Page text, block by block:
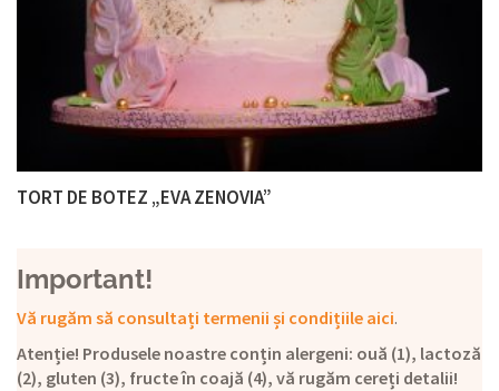
TORT DE BOTEZ „EVA ZENOVIA”
Important!
Vă rugăm să consultați termenii și condițiile aici.
Atenție! Produsele noastre conțin alergeni: ouă (1), lactoză
(2), gluten (3), fructe în coajă (4), vă rugăm cereți detalii!